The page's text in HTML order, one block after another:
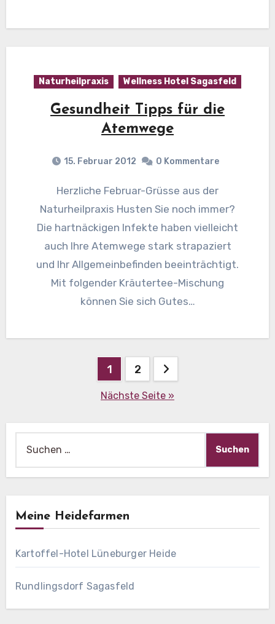
Naturheilpraxis Wellness Hotel Sagasfeld
Gesundheit Tipps für die
Atemwege
15. Februar 2012 0 Kommentare
Herzliche Februar-Grüsse aus der
Naturheilpraxis Husten Sie noch immer?
Die hartnäckigen Infekte haben vielleicht
auch Ihre Atemwege stark strapaziert
und Ihr Allgemeinbefinden beeinträchtigt.
Mit folgender Kräutertee-Mischung
können Sie sich Gutes…
Beitragsnavigation
1 2
Nächste Seite »
nach:
Meine Heidefarmen
Kartoffel-Hotel Lüneburger Heide
Rundlingsdorf Sagasfeld